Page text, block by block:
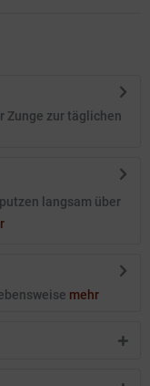
Zunge zur täglichen
langsam über
mehr